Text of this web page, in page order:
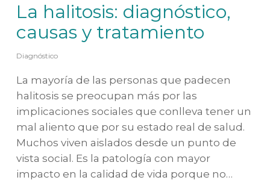
La halitosis: diagnóstico,
causas y tratamiento
Diagnóstico
La mayoría de las personas que padecen
halitosis se preocupan más por las
implicaciones sociales que conlleva tener un
mal aliento que por su estado real de salud.
Muchos viven aislados desde un punto de
vista social. Es la patología con mayor
impacto en la calidad de vida porque no…